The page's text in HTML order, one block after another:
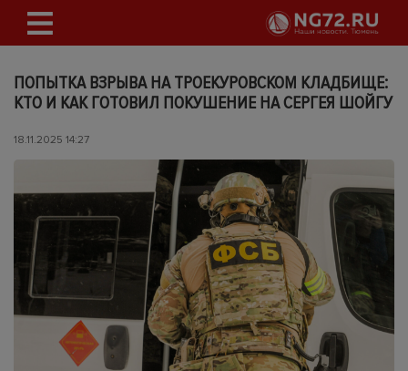
ПОПЫТКА ВЗРЫВА НА ТРОЕКУРОВСКОМ КЛАДБИЩЕ:
КТО И КАК ГОТОВИЛ ПОКУШЕНИЕ НА СЕРГЕЯ ШОЙГУ
18.11.2025 14:27